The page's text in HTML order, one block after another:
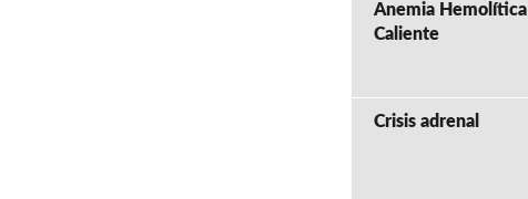
Anemia Hemolítica
Caliente
Crisis adrenal